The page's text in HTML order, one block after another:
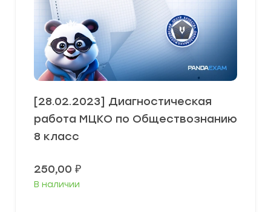
[28.02.2023] Диагностическая
работа МЦКО по Обществознанию
8 класс
250,00 ₽
В наличии